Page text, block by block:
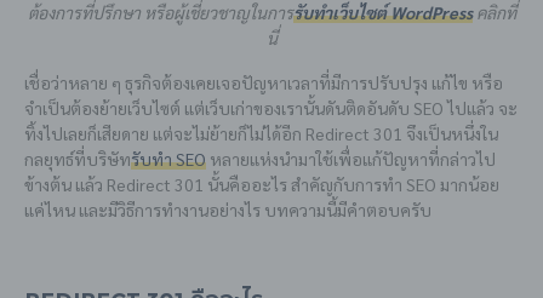
ต้องการที่ปรึกษา หรือผู้เชี่ยวชาญในการรับทำเว็บไซต์ WordPressคลิกที่
นี่
เชื่อว่าหลาย ๆ ธุรกิจต้องเคยเจอปัญหาเวลาที่มีการปรับปรุง แก้ไข หรือ
จำเป็นต้องย้ายเว็บไซต์ แต่เว็บเก่าของเรานั้นดันติดอันดับ SEO ไปแล้ว จะ
ทิ้งไปเลยก็เสียดาย แต่จะไม่ย้ายก็ไม่ได้อีก Redirect 301 จึงเป็นหนึ่งใน
กลยุทธ์ที่บริษัทรับทำ SEO หลายแห่งนำมาใช้เพื่อแก้ปัญหาที่กล่าวไป
ข้างต้น แล้ว Redirect 301 นั้นคืออะไร สำคัญกับการทำ SEO มากน้อย
แค่ไหน และมีวิธีการทำงานอย่างไร บทความนี้มีคำตอบครับ